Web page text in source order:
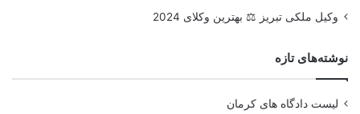
وکیل ملکی تبریز ⚖️ بهترین وکلای 2024
نوشته‌های تازه
لیست دادگاه های کرمان